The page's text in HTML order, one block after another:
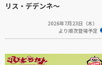
リス・デデンネ～
2026年7月23日（木）
より順次登場予定